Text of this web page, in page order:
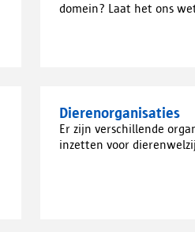
domein? Laat het ons
Dierenorganisaties
Er zijn verschillende
inzetten voor